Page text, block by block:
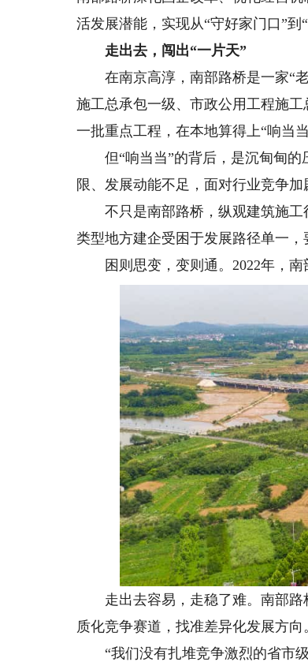
活发展潜能，实现从“守好家门口”到
走出去，闯出“一片天”
在南京高淳，南部路桥是一家“老
施工总承包一级、市政公用工程施
一批重点工程，在本地算得上“响当当
但“响当当”的背后，是沉甸甸的
限、发展动能不足，面对行业竞争
不只是南部路桥，纵观建筑施工
类型地方建企受困于发展路径单一，
困则思变，变则通。2022年，南
走出去容易，走稳了难。南部路
质化竞争赛道，找准差异化发展方向
“我们没有扎堆竞争激烈的省市级